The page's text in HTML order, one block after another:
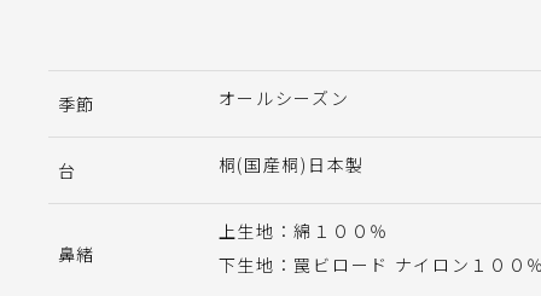
季節 オールシーズン
台 桐(国産桐)日本製
鼻緒
上生地：綿１００％
下生地：罠ビロード ナイロン１００